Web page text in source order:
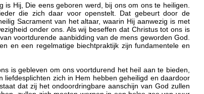
Hij, Die eens geboren werd, bij ons om ons te heiligen.
die zich daar voor openstelt. Dat gebeurt door de
Sacrament van het altaar, waarin Hij aanwezig is met
onder ons. Als wij beseffen dat Christus tot ons is
voortdurende aanbidding van de mens geworden God.
en een regelmatige biechtpraktijk zijn fundamentele en
is gebleven om ons voortdurend het heil aan te bieden,
zich in Hem hebben geheiligd en daardoor
dat zij het ondoordringbare aanschijn van God zullen